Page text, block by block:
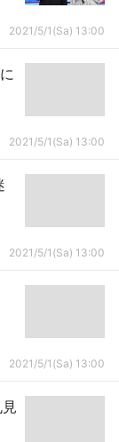
2021/5/1(Sa) 13:00
2021/5/1(Sa) 13:00
2021/5/1(Sa) 13:00
2021/5/1(Sa) 13:00